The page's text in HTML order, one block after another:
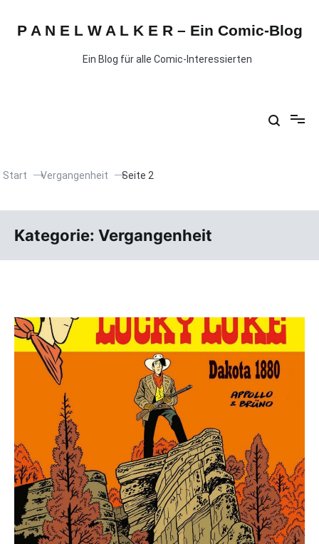
P A N E L W A L K E R – Ein Comic-Blog
Ein Blog für alle Comic-Interessierten
Start Vergangenheit Seite 2
Kategorie: Vergangenheit